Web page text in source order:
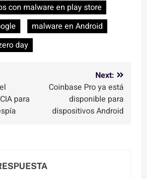
con malware en play store
malware en Android
day
para
Next:
Coinbase Pro ya está
disponible para
dispositivos Android